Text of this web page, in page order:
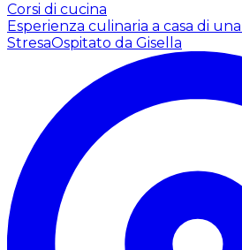
Corsi di cucina
Esperienza culinaria a casa di una
StresaOspitato da Gisella